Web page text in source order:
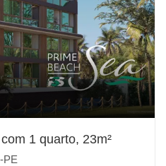
1 quarto, 23m²
PE